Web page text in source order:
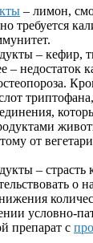
– лимон,
требуется
– кефир,
– недостаток
от
– страсть
о
условно-
препарат с